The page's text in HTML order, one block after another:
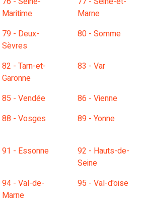
Maritime
Marne
79 - Deux-
Sèvres
80 - Somme
82 - Tarn-et-
Garonne
83 - Var
85 - Vendée
86 - Vienne
88 - Vosges 89 - Yonne
91 - Essonne
92 - Hauts-de-
Seine
94 - Val-de-
Marne
95 - Val-d'oise